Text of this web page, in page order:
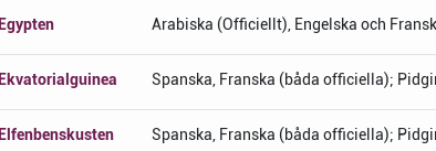
Egypten Arabiska (Officiellt), Engelska och
Ekvatorialguinea Spanska, Franska (båda officiella);
Elfenbenskusten Spanska, Franska (båda officiella);